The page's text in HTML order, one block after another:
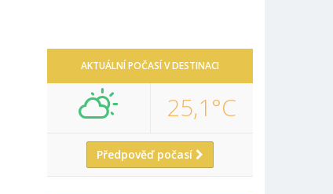
AKTUÁLNÍ POČASÍ V DESTINACI
25,1°C
Předpověď počasí